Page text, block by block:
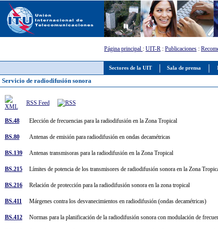
Sectores de la UIT Sala de prensa
Página principal : UIT-R : Publicaciones :
Servicio de radiodifusión sonora
RSS Feed
BS.48 Elección de frecuencias para la radiodifusión en la Zona Tropical
BS.80 Antenas de emisión para radiodifusión en ondas decamétricas
BS.139 Antenas transmisoras para la radiodifusión en la Zona Tropical
BS.215 Límites de potencia de los transmisores de radiodifusión sonora en la Zona
BS.216 Relación de protección para la radiodifusión sonora en la zona tropical
BS.411 Márgenes contra los desvanecimientos en radiodifusión (ondas decamétricas)
BS.412 Normas para la planificación de la radiodifusión sonora con modulación de